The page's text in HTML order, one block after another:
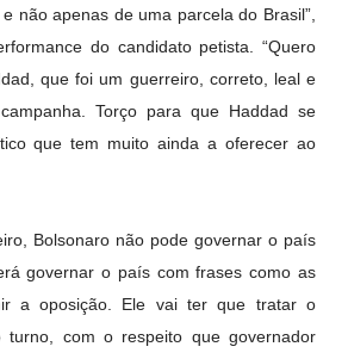
não apenas de uma parcela do Brasil”,
do candidato petista. “Quero
que foi um guerreiro, correto, leal e
Torço para que Haddad se
que tem muito ainda a oferecer ao
Bolsonaro não pode governar o país
governar o país com frases como as
a oposição. Ele vai ter que tratar o
com o respeito que governador